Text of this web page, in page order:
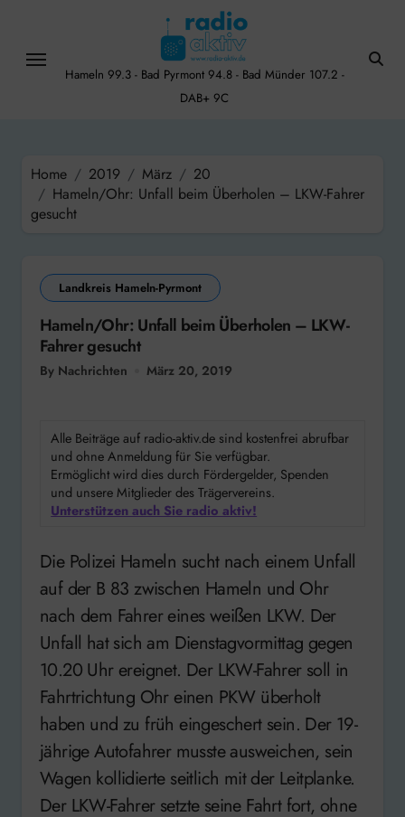
content
Hameln 99.3 - Bad Pyrmont 94.8 - Bad Münder 107.2 -
DAB+ 9C
Home 2019 März
20
Hameln/Ohr: Unfall beim Überholen – LKW-Fahrer
gesucht
Landkreis Hameln-Pyrmont
Hameln/Ohr: Unfall beim Überholen – LKW-
Fahrer gesucht
By Nachrichten März 20, 2019
Alle Beiträge auf radio-aktiv.de sind kostenfrei abrufbar
und ohne Anmeldung für Sie verfügbar.
Ermöglicht wird dies durch Fördergelder, Spenden
und unsere Mitglieder des Trägervereins.
Unterstützen auch Sie radio aktiv!
Die Polizei Hameln sucht nach einem Unfall
auf der B 83 zwischen Hameln und Ohr
nach dem Fahrer eines weißen LKW. Der
Unfall hat sich am Dienstagvormittag gegen
10.20 Uhr ereignet. Der LKW-Fahrer soll in
Fahrtrichtung Ohr einen PKW überholt
haben und zu früh eingeschert sein. Der 19-
jährige Autofahrer musste ausweichen, sein
Wagen kollidierte seitlich mit der Leitplanke.
Der LKW-Fahrer setzte seine Fahrt fort, ohne